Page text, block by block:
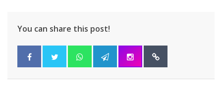
You can share this post!